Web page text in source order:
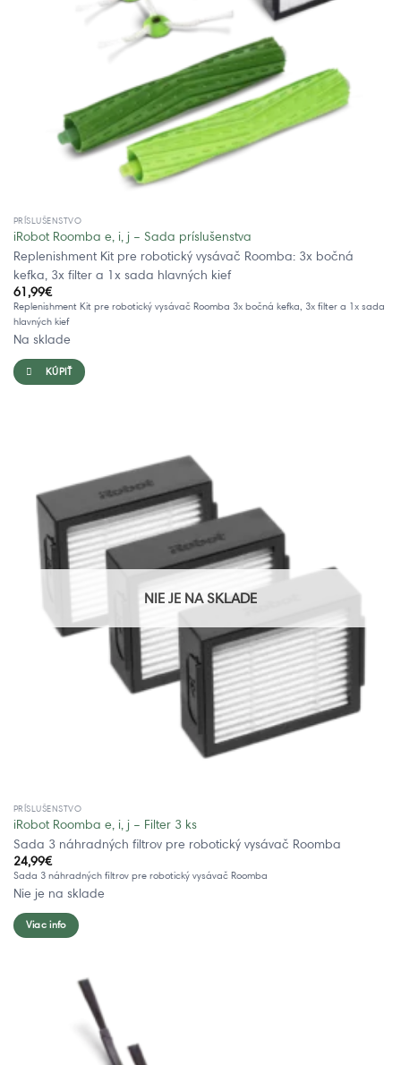
PRÍSLUŠENSTVO
iRobot Roomba e, i, j – Sada príslušenstva
Replenishment Kit pre robotický vysávač Roomba: 3x bočná
kefka, 3x filter a 1x sada hlavných kief
61,99€
Replenishment Kit pre robotický vysávač Roomba 3x bočná kefka, 3x filter a 1x sada
hlavných kief
Na sklade
KÚPIŤ
NIE JE NA SKLADE
PRÍSLUŠENSTVO
iRobot Roomba e, i, j – Filter 3 ks
Sada 3 náhradných filtrov pre robotický vysávač Roomba
24,99€
Sada 3 náhradných filtrov pre robotický vysávač Roomba
Nie je na sklade
Viac info